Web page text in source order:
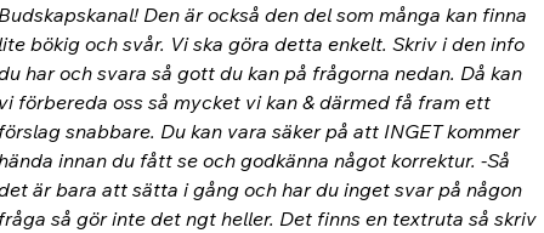
Den är också den del som många kan finna
bökig och svår. Vi ska göra detta enkelt. Skriv i den info
har och svara så gott du kan på frågorna nedan. Då kan
förbereda oss så mycket vi kan & därmed få fram ett
snabbare. Du kan vara säker på att INGET kommer
innan du fått se och godkänna något korrektur. -Så
är bara att sätta i gång och har du inget svar på någon
så gör inte det ngt heller. Det finns en textruta så skriv